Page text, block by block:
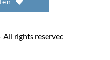
All rights reserved